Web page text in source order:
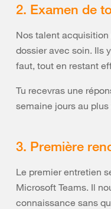
2. Examen de
Nos talent
dossier avec soin. Ils
faut, tout en restant
Tu recevras une
semaine jours au plus
3. Première
Le premier entretien
Microsoft Teams. Il
connaissance sans